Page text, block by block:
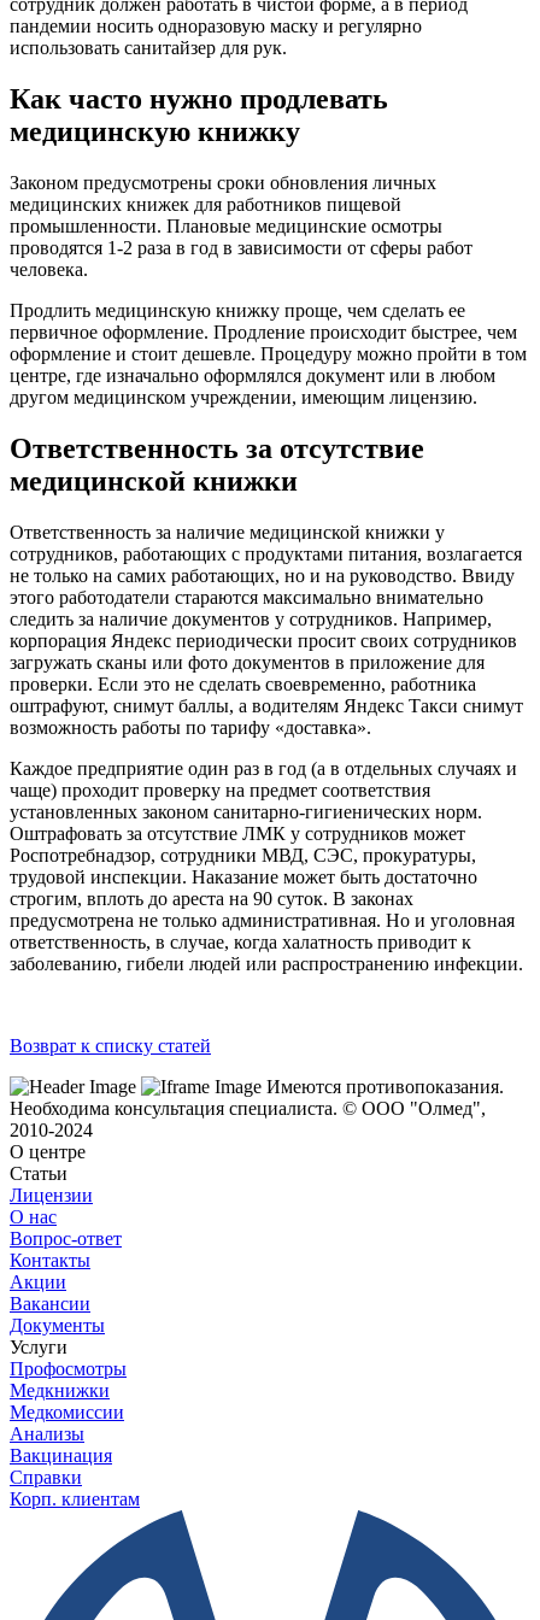
пандемии носить одноразовую маску и регулярно
использовать санитайзер для рук.
Как часто нужно продлевать
медицинскую книжку
Законом предусмотрены сроки обновления личных
медицинских книжек для работников пищевой
промышленности. Плановые медицинские осмотры
проводятся 1-2 раза в год в зависимости от сферы работ
человека.
Продлить медицинскую книжку проще, чем сделать ее
первичное оформление. Продление происходит быстрее, чем
оформление и стоит дешевле. Процедуру можно пройти в том
центре, где изначально оформлялся документ или в любом
другом медицинском учреждении, имеющим лицензию.
Ответственность за отсутствие
медицинской книжки
Ответственность за наличие медицинской книжки у
сотрудников, работающих с продуктами питания, возлагается
не только на самих работающих, но и на руководство. Ввиду
этого работодатели стараются максимально внимательно
следить за наличие документов у сотрудников. Например,
корпорация Яндекс периодически просит своих сотрудников
загружать сканы или фото документов в приложение для
проверки. Если это не сделать своевременно, работника
оштрафуют, снимут баллы, а водителям Яндекс Такси снимут
возможность работы по тарифу «доставка».
Каждое предприятие один раз в год (а в отдельных случаях и
чаще) проходит проверку на предмет соответствия
установленных законом санитарно-гигиенических норм.
Оштрафовать за отсутствие ЛМК у сотрудников может
Роспотребнадзор, сотрудники МВД, СЭС, прокуратуры,
трудовой инспекции. Наказание может быть достаточно
строгим, вплоть до ареста на 90 суток. В законах
предусмотрена не только административная. Но и уголовная
ответственность, в случае, когда халатность приводит к
заболеванию, гибели людей или распространению инфекции.
Возврат к списку статей
Имеются противопоказания.
Необходима консультация специалиста. © ООО "Олмед",
2010-2024
О центре
Статьи
Лицензии
О нас
Вопрос-ответ
Контакты
Акции
Вакансии
Документы
Услуги
Профосмотры
Медкнижки
Медкомиссии
Анализы
Вакцинация
Справки
Корп. клиентам